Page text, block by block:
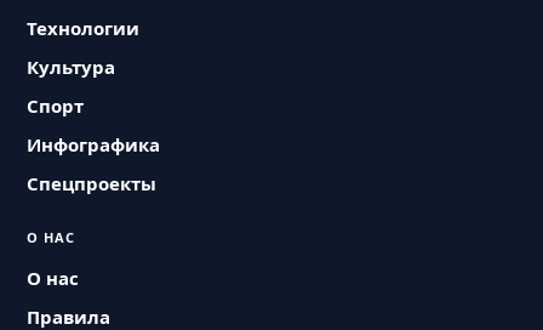
Технологии
Культура
Спорт
Инфографика
Спецпроекты
О НАС
О нас
Правила